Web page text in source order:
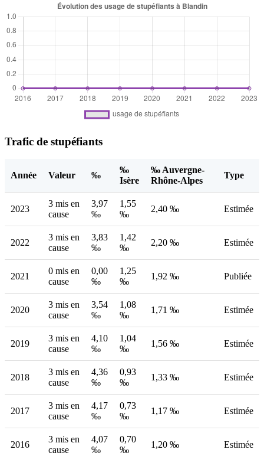
Trafic de stupéfiants
Année Valeur ‰
‰
Isère
‰ Auvergne-
Rhône-Alpes
Type
2023
3 mis en
cause
3,97
‰
1,55
‰
2,40 ‰ Estimée
2022
3 mis en
cause
3,83
‰
1,42
‰
2,20 ‰ Estimée
2021
0 mis en
cause
0,00
‰
1,25
‰
1,92 ‰ Publiée
2020
3 mis en
cause
3,54
‰
1,08
‰
1,71 ‰ Estimée
2019
3 mis en
cause
4,10
‰
1,04
‰
1,56 ‰ Estimée
2018
3 mis en
cause
4,36
‰
0,93
‰
1,33 ‰ Estimée
2017
3 mis en
cause
4,17
‰
0,73
‰
1,17 ‰ Estimée
2016
3 mis en
cause
4,07
‰
0,70
‰
1,20 ‰ Estimée